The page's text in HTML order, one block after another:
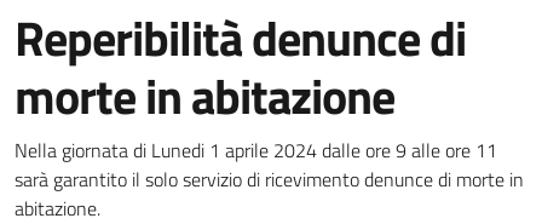
Reperibilità denunce di
morte in abitazione
Dettagli della notizia
Nella giornata di Lunedi 1 aprile 2024 dalle ore 9 alle ore 11
sarà garantito il solo servizio di ricevimento denunce di morte in
abitazione.